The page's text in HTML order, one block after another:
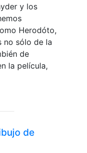
y los
Herodóto,
no sólo de la
de
la película,
de